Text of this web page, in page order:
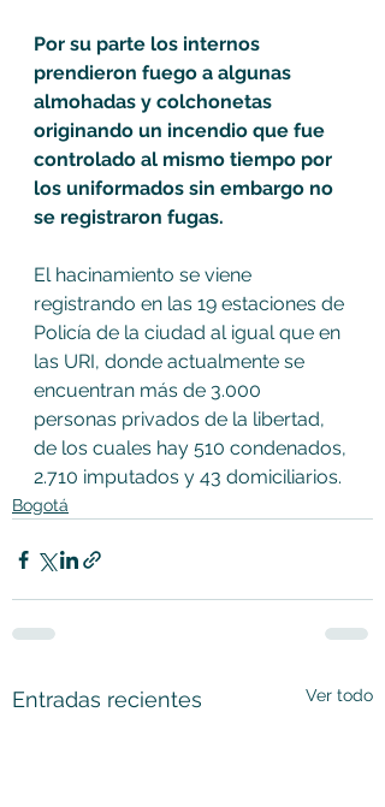
Por su parte los internos
prendieron fuego a algunas
almohadas y colchonetas
originando un incendio que fue
controlado al mismo tiempo por
los uniformados sin embargo no
se registraron fugas.
El hacinamiento se viene
registrando en las 19 estaciones de
Policía de la ciudad al igual que en
las URI, donde actualmente se
encuentran más de 3.000
personas privados de la libertad,
de los cuales hay 510 condenados,
2.710 imputados y 43 domiciliarios.
Bogotá
Entradas recientes Ver todo